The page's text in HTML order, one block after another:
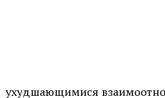
ухудшающимися